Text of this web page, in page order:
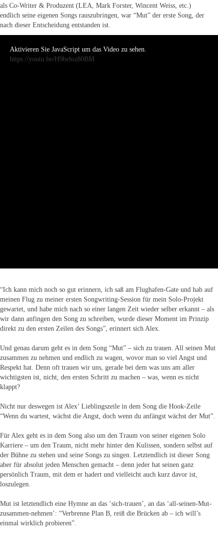
als Co-Writer & Produzent (LEA, Mark Forster, Wincent Weiss, etc.)
endlich seine eigenen Songs rauszubringen, war “Mut” der erste Song, der
nach dieser Entscheidung entstanden ist.
Aktivieren Sie JavaScript um das Video zu sehen.
https://youtu.be/H9behiz80BM
“Ich kann mich noch so gut erinnern, ich saß am Flughafen-Gate und hab auf
meinen Flug zu meiner ersten Songwriting-Session für mein Solo-Projekt
gewartet, und habe mich nach so einer langen Zeit wieder selber erkannt – als
wir dann anfingen den Song zu schreiben, wurde dieser Moment im Prinzip
direkt zu den ersten Zeilen des Songs”, erinnert sich Alex.
Und genau darum geht es in dem Song “Mut” – sich zu trauen. All seinen Mut
zusammen zu nehmen und endlich zu wagen, wovor man so viel Angst und
Respekt hat. Denn oft trauen wir uns, gerade bei dem was uns am aller
wichtigsten ist, nicht, den ersten Schritt zu machen – was, wenn es nicht
klappt?
Nicht nur deswegen ist Alex’ Lieblingszeile in dem Song die Hook-Zeile
“Wenn du wartest, wächst die Angst, doch wenn du anfängst wächst der Mut”.
Für Alex geht es in dem Song also um den Traum von seiner eigenen Solo
Karriere – um den Traum, nicht mehr hinter den Kulissen, sondern selbst auf
der Bühne zu stehen und seine Songs zu singen. Letztendlich ist dieser Song
aber für absolut jeden Menschen gemacht – denn jeder hat seinen ganz
persönlich Traum, mit dem er hadert und vielleicht auch kurz davor ist,
loszulegen.
Mut ist letztendlich eine Hymne an das ‘sich-trauen’, an das ‘all-seinen-Mut-
zusammen-nehmen’: “Verbrenne Plan B, reiß die Brücken ab – ich will’s
einmal wirklich probieren”.